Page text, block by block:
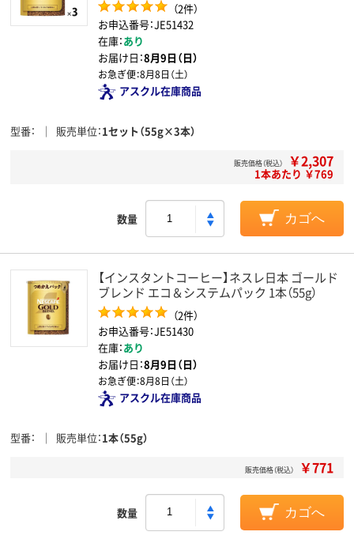
（2件）
お申込番号：JE51432
在庫：あり
お届け日：8月9日（日）
お急ぎ便：8月8日（土）
アスクル在庫商品
型番 販売単位 1セット（55g×3本）
販売価格（税込） ￥2,307
1本あたり ￥769
数量 カゴへ
【インスタントコーヒー】ネスレ日本 ゴールド
ブレンド エコ＆システムパック 1本（55g）
（2件）
お申込番号：JE51430
在庫：あり
お届け日：8月9日（日）
お急ぎ便：8月8日（土）
アスクル在庫商品
型番 販売単位 1本（55g）
販売価格（税込） ￥771
数量 カゴへ